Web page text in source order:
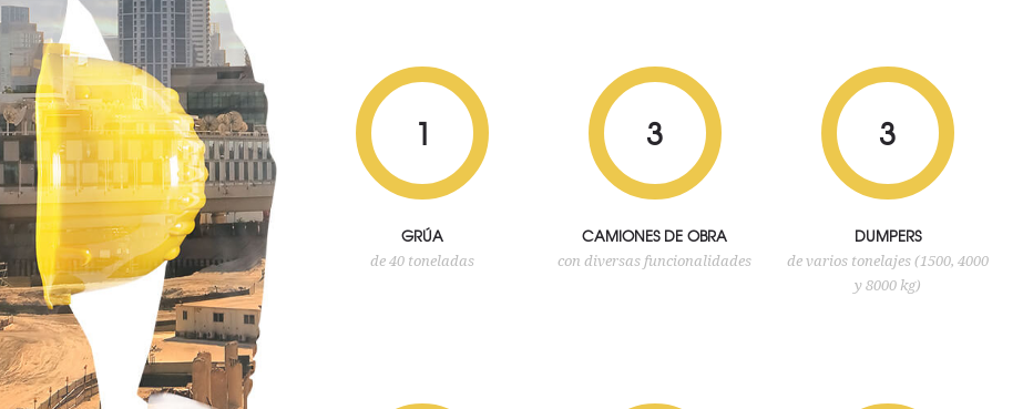
1
GRÚA
de 40 toneladas
3
CAMIONES DE OBRA
con diversas funcionalidades
3
DUMPERS
de varios tonelajes (1500, 4000
y 8000 kg)